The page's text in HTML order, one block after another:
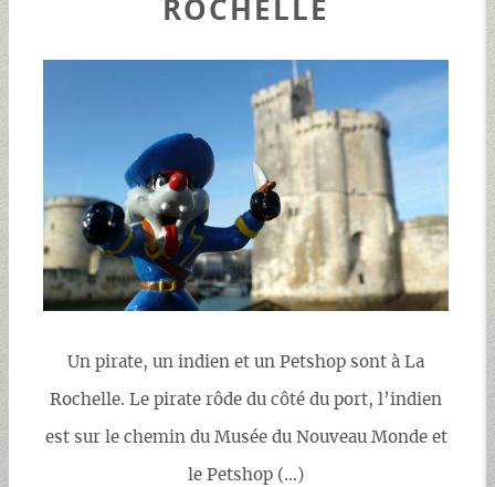
ROCHELLE
Un pirate, un indien et un Petshop sont à La
Rochelle. Le pirate rôde du côté du port, l’indien
est sur le chemin du Musée du Nouveau Monde et
le Petshop (…)